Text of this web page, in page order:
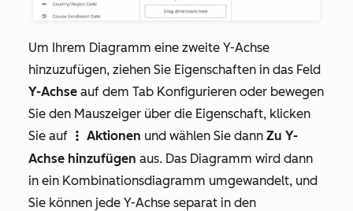
Um Ihrem Diagramm eine zweite Y-Achse
hinzuzufügen, ziehen Sie Eigenschaften in das Feld
Y-Achse auf dem Tab Konfigurieren oder bewegen
Sie den Mauszeiger über die Eigenschaft, klicken
Sie auf
verticalMenu Aktionen und wählen Sie dann Zu Y-
Achse hinzufügen aus. Das Diagramm wird dann
in ein Kombinationsdiagramm umgewandelt, und
Sie können jede Y-Achse separat in den